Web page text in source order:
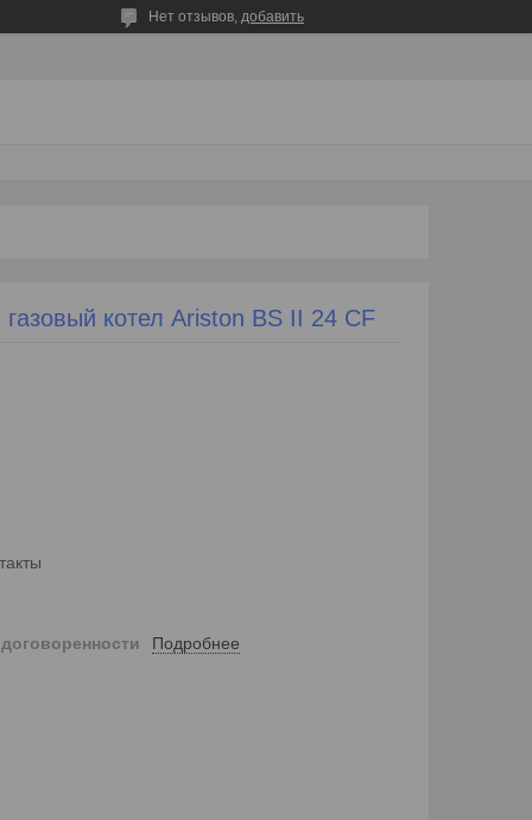
Нет отзывов, добавить
котел Ariston BS II 24 CF
Подробнее